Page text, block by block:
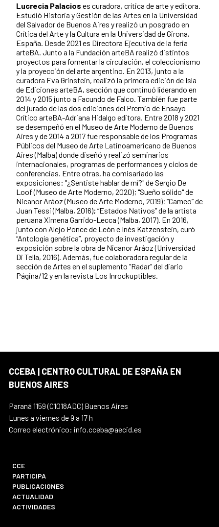
Lucrecia Palacios es curadora, crítica de arte y editora.
Estudió Historia y Gestión de las Artes en la Universidad
del Salvador de Buenos Aires y realizó un posgrado en
Crítica del Arte y la Cultura en la Universidad de Girona,
España. Desde 2021 es Directora Ejecutiva de la feria
arteBA. Junto a la Fundación arteBA realizó distintos
proyectos para fomentar la circulación, el coleccionismo
y la proyección del arte argentino. En 2013, junto a la
curadora Eva Grinstein, realizó la primera edición de Isla
de Ediciones arteBA, sección que continuó liderando en
2014 y 2015 junto a Facundo de Falco. También fue parte
del jurado de las dos ediciones del Premio de Ensayo
Crítico arteBA-Adriana Hidalgo editora. Entre 2018 y 2021
se desempeñó en el Museo de Arte Moderno de Buenos
Aires y de 2014 a 2017 fue responsable de los Programas
Públicos del Museo de Arte Latinoamericano de Buenos
Aires (Malba) donde diseñó y realizó seminarios
internacionales, programas de performances y ciclos de
conferencias. Entre otras, ha comisariado las
exposiciones: "¿Sentiste hablar de mí?" de Sergio De
Loof (Museo de Arte Moderno, 2020); "Sueño sólido" de
Nicanor Aráoz (Museo de Arte Moderno, 2019); “Cameo” de
Juan Tessi (Malba, 2016); “Estados Nativos” de la artista
peruana Ximena Garrido-Lecca (Malba, 2017). En 2016,
junto con Alejo Ponce de León e Inés Katzenstein, curó
“Antología genética”, proyecto de investigación y
exposición sobre la obra de Nicanor Aráoz (Universidad
Di Tella, 2016). Además, fue colaboradora regular de la
sección de Artes en el suplemento "Radar" del diario
Página/12 y en la revista Los Inrockuptibles.
CCEBA | CENTRO CULTURAL DE ESPAÑA EN
BUENOS AIRES
Paraná 1159 (C1018ADC) Buenos Aires
Lunes a viernes de 9 a 17 h
Correo electrónico: info.cceba@aecid.es
CCE
PARTICIPA
PUBLICACIONES
ACTUALIDAD
ACTIVIDADES